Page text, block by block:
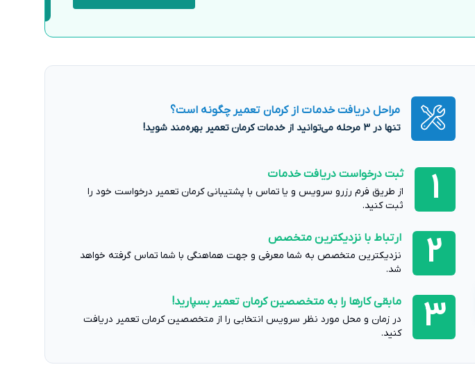
مراحل دریافت خدمات از کرمان تعمیر چگونه است؟
تنها در 3 مرحله می‌توانید از خدمات کرمان تعمیر بهره‌مند شوید!
1 ثبت درخواست دریافت خدمات
از طریق فرم رزرو سرویس و یا تماس با پشتیبانی کرمان تعمیر درخواست خود را
ثبت کنید.
2 ارتباط با نزدیکترین متخصص
نزدیکترین متخصص به شما معرفی و جهت هماهنگی با شما تماس گرفته خواهد
شد.
3 مابقی کارها را به متخصصین کرمان تعمیر بسپارید!
در زمان و محل مورد نظر سرویس انتخابی را از متخصصین کرمان تعمیر دریافت
کنید.